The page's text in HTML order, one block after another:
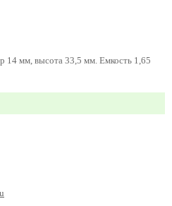
14 мм, высота 33,5 мм. Емкость 1,65